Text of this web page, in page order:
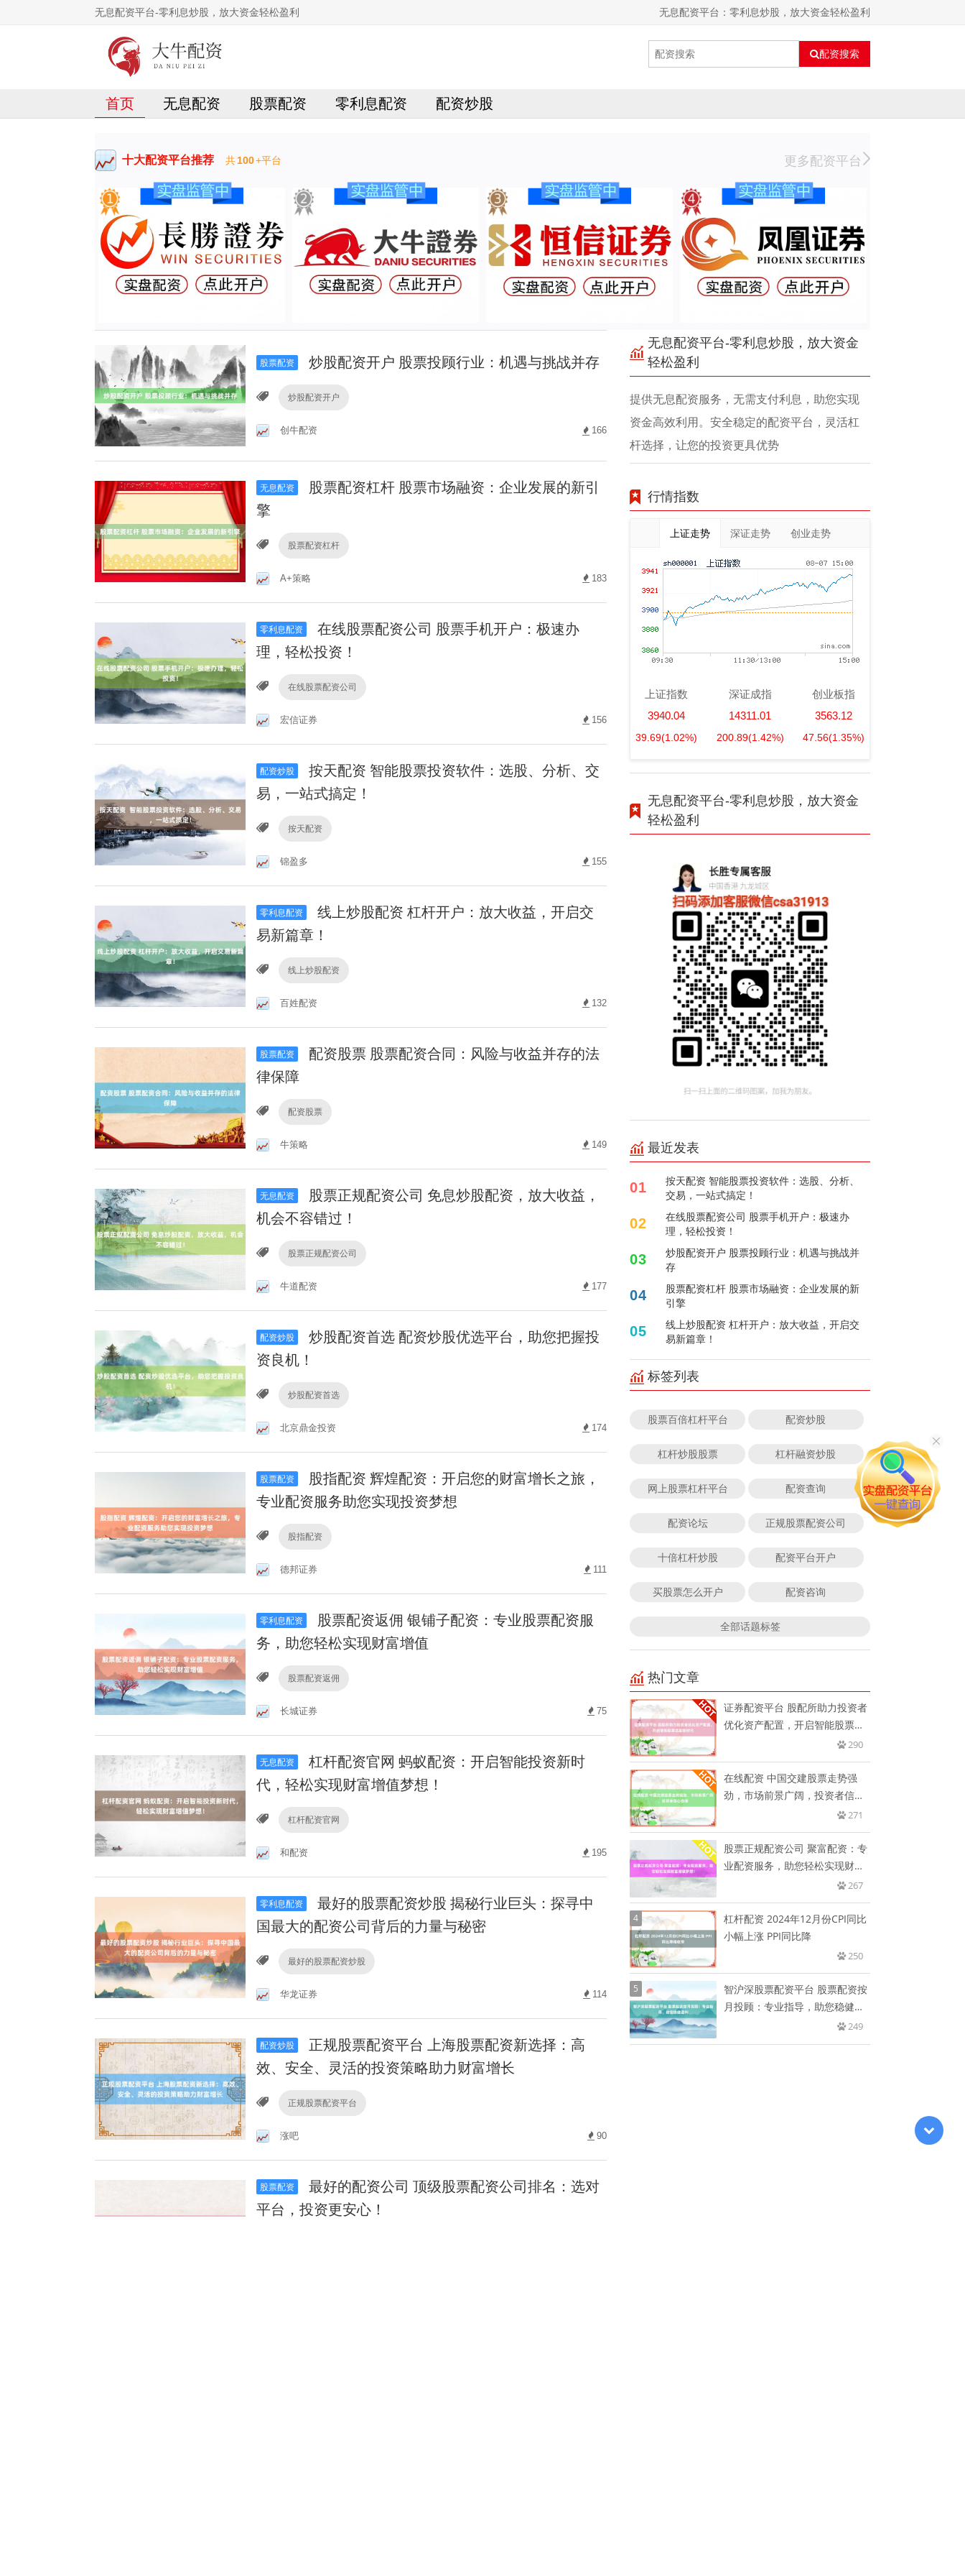
无息配资平台-零利息炒股，放大资金轻松盈利 无息配资平台：零利息炒股，放大资金轻松盈利
配资搜索
首页 无息配资 股票配资 零利息配资 配资炒股
十大配资平台推荐 共100+平台 更多配资平台
股票配资 炒股配资开户 股票投顾行业：机遇与挑战并存
炒股配资开户
创牛配资 166
无息配资
股票配资杠杆 股票市场融资：企业发展的新引
擎
股票配资杠杆
A+策略 183
零利息配资
在线股票配资公司 股票手机开户：极速办
理，轻松投资！
在线股票配资公司
宏信证券 156
配资炒股
按天配资 智能股票投资软件：选股、分析、交
易，一站式搞定！
按天配资
锦盈多 155
零利息配资
线上炒股配资 杠杆开户：放大收益，开启交
易新篇章！
线上炒股配资
百姓配资 132
股票配资
配资股票 股票配资合同：风险与收益并存的法
律保障
配资股票
牛策略 149
无息配资
股票正规配资公司 免息炒股配资，放大收益，
机会不容错过！
股票正规配资公司
牛道配资 177
配资炒股
炒股配资首选 配资炒股优选平台，助您把握投
资良机！
炒股配资首选
北京鼎金投资 174
股票配资
股指配资 辉煌配资：开启您的财富增长之旅，
专业配资服务助您实现投资梦想
股指配资
德邦证券 111
零利息配资
股票配资返佣 银铺子配资：专业股票配资服
务，助您轻松实现财富增值
股票配资返佣
长城证券 75
无息配资
杠杆配资官网 蚂蚁配资：开启智能投资新时
代，轻松实现财富增值梦想！
杠杆配资官网
和配资 195
零利息配资
最好的股票配资炒股 揭秘行业巨头：探寻中
国最大的配资公司背后的力量与秘密
最好的股票配资炒股
华龙证券 114
配资炒股
正规股票配资平台 上海股票配资新选择：高
效、安全、灵活的投资策略助力财富增长
正规股票配资平台
涨吧 90
股票配资
最好的配资公司 顶级股票配资公司排名：选对
平台，投资更安心！
无息配资平台-零利息炒股，放大资金
轻松盈利
提供无息配资服务，无需支付利息，助您实现
资金高效利用。安全稳定的配资平台，灵活杠
杆选择，让您的投资更具优势
行情指数
上证走势 深证走势 创业走势
上证指数
3940.04
39.69(1.02%)
深证成指
14311.01
200.89(1.42%)
创业板指
3563.12
47.56(1.35%)
无息配资平台-零利息炒股，放大资金
轻松盈利
最近发表
01
按天配资 智能股票投资软件：选股、分析、
交易，一站式搞定！
02
在线股票配资公司 股票手机开户：极速办
理，轻松投资！
03
炒股配资开户 股票投顾行业：机遇与挑战并
存
04
股票配资杠杆 股票市场融资：企业发展的新
引擎
05
线上炒股配资 杠杆开户：放大收益，开启交
易新篇章！
标签列表
股票百倍杠杆平台 配资炒股
杠杆炒股股票 杠杆融资炒股
网上股票杠杆平台 配资查询
配资论坛 正规股票配资公司
十倍杠杆炒股 配资平台开户
买股票怎么开户 配资咨询
全部话题标签
热门文章
证券配资平台 股配所助力投资者
优化资产配置，开启智能股票匹
290
在线配资 中国交建股票走势强
劲，市场前景广阔，投资者信心
271
股票正规配资公司 聚富配资：专
业配资服务，助您轻松实现财富
267
4
杠杆配资 2024年12月份CPI同比
小幅上涨 PPI同比降
250
5
智沪深股票配资平台 股票配资按
月投顾：专业指导，助您稳健盈
249